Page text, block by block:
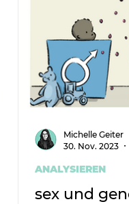
sex und
ANALYSIEREN
Michelle Geiter
30. Nov. 2023